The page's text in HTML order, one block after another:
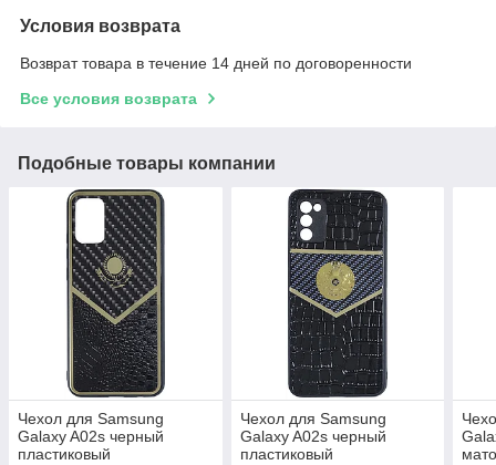
Условия возврата
Возврат товара в течение 14 дней по договоренности
Все условия возврата
Подобные товары компании
Чехол для Samsung
Galaxy A02s черный
пластиковый
Чехол для Samsung
Galaxy A02s черный
пластиковый